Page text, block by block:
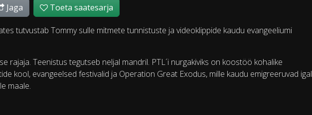
Jaga Toeta saatesarja
tutvustab Tommy sulle mitmete tunnistuste ja videoklippide kaudu evangeeliumi
rajaja. Teenistus tegutseb neljal mandril. PTL´i nurgakiviks on koostöö kohalike
kool, evangeelsed festivalid ja Operation Great Exodus, mille kaudu emigreeruvad igal
maale.